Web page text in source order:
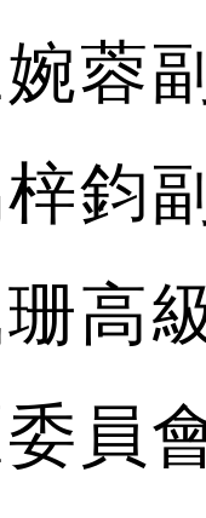
蓉
鈞
高
員